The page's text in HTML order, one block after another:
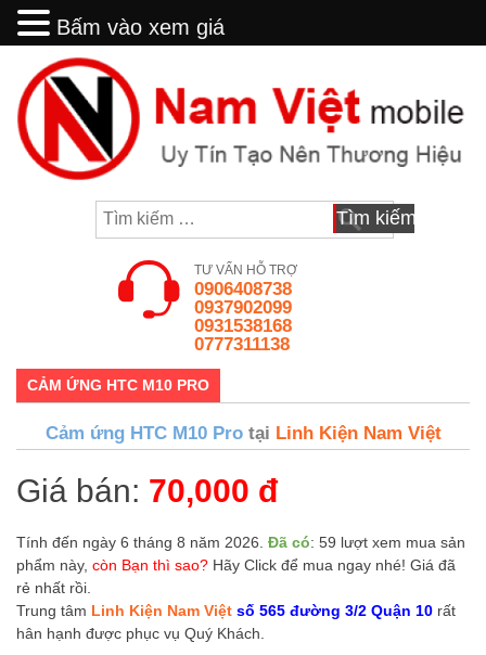
content
TƯ VẤN HỖ TRỢ
0906408738
0937902099
0931538168
0777311138
CẢM ỨNG HTC M10 PRO
Cảm ứng HTC M10 Protại Linh Kiện Nam Việt
Giá bán: 70,000 đ
Tính đến ngày 6 tháng 8 năm 2026. Đã có: 59 lượt xem mua sản
phẩm này, còn Bạn thì sao? Hãy Click để mua ngay nhé! Giá đã
rẻ nhất rồi.
Trung tâm Linh Kiện Nam Việt số 565 đường 3/2 Quận 10 rất
hân hạnh được phục vụ Quý Khách.
Bấm vào xem giá
Bấm vào xem giá